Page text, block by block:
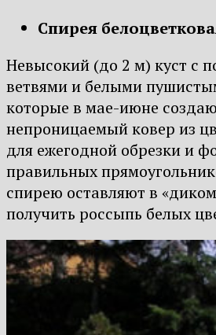
Спирея
Невысокий (до 2 м) куст с
ветвями и белыми
которые в мае-июне
непроницаемый ковер из
для ежегодной обрезки и
правильных
спирею оставляют в
получить россыпь белых